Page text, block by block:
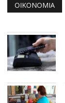
ΟΙΚΟΝΟΜΊΑ